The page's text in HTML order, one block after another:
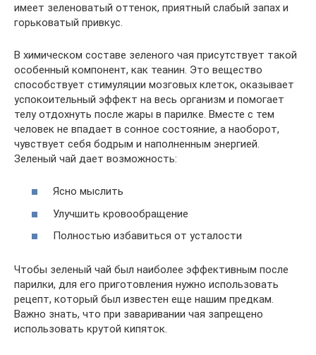
имеет зеленоватый оттенок, приятный слабый запах и
горьковатый привкус.
В химическом составе зеленого чая присутствует такой
особенный компонент, как теанин. Это вещество
способствует стимуляции мозговых клеток, оказывает
успокоительный эффект на весь организм и помогает
телу отдохнуть после жары в парилке. Вместе с тем
человек не впадает в сонное состояние, а наоборот,
чувствует себя бодрым и наполненным энергией.
Зеленый чай дает возможность:
Ясно мыслить
Улучшить кровообращение
Полностью избавиться от усталости
Чтобы зеленый чай был наиболее эффективным после
парилки, для его приготовления нужно использовать
рецепт, который был известен еще нашим предкам.
Важно знать, что при заваривании чая запрещено
использовать крутой кипяток.